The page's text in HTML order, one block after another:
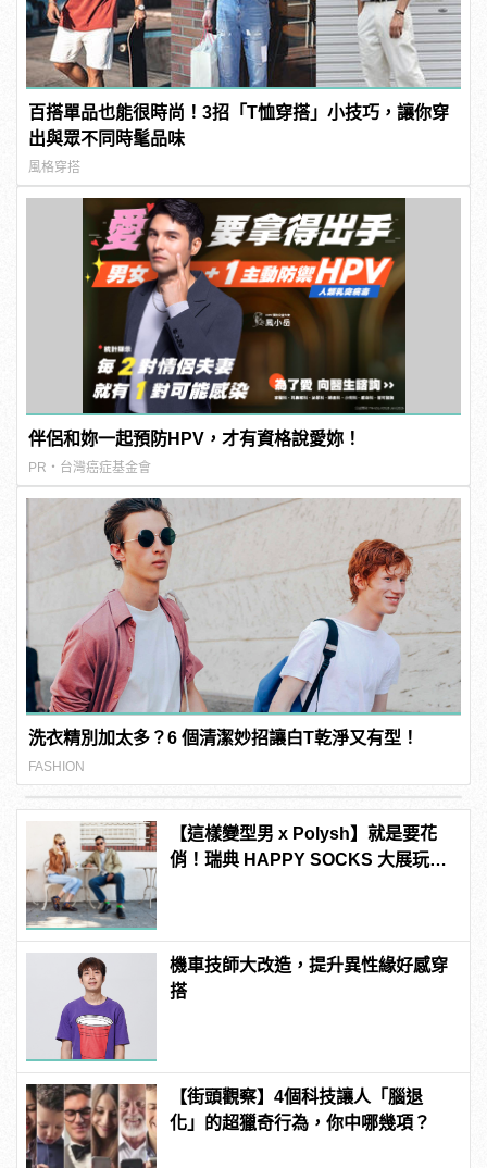
百搭單品也能很時尚！3招「T恤穿搭」小技巧，讓你穿
出與眾不同時髦品味
風格穿搭
伴侶和妳一起預防HPV，才有資格說愛妳！
PR・台灣癌症基金會
洗衣精別加太多？6 個清潔妙招讓白T乾淨又有型！
FASHION
【這樣變型男 x Polysh】就是要花
俏！瑞典 HAPPY SOCKS 大展玩心
機車技師大改造，提升異性緣好感穿
搭
【街頭觀察】4個科技讓人「腦退
化」的超獵奇行為，你中哪幾項？